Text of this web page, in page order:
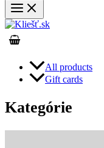
All products
Gift cards
Kategórie